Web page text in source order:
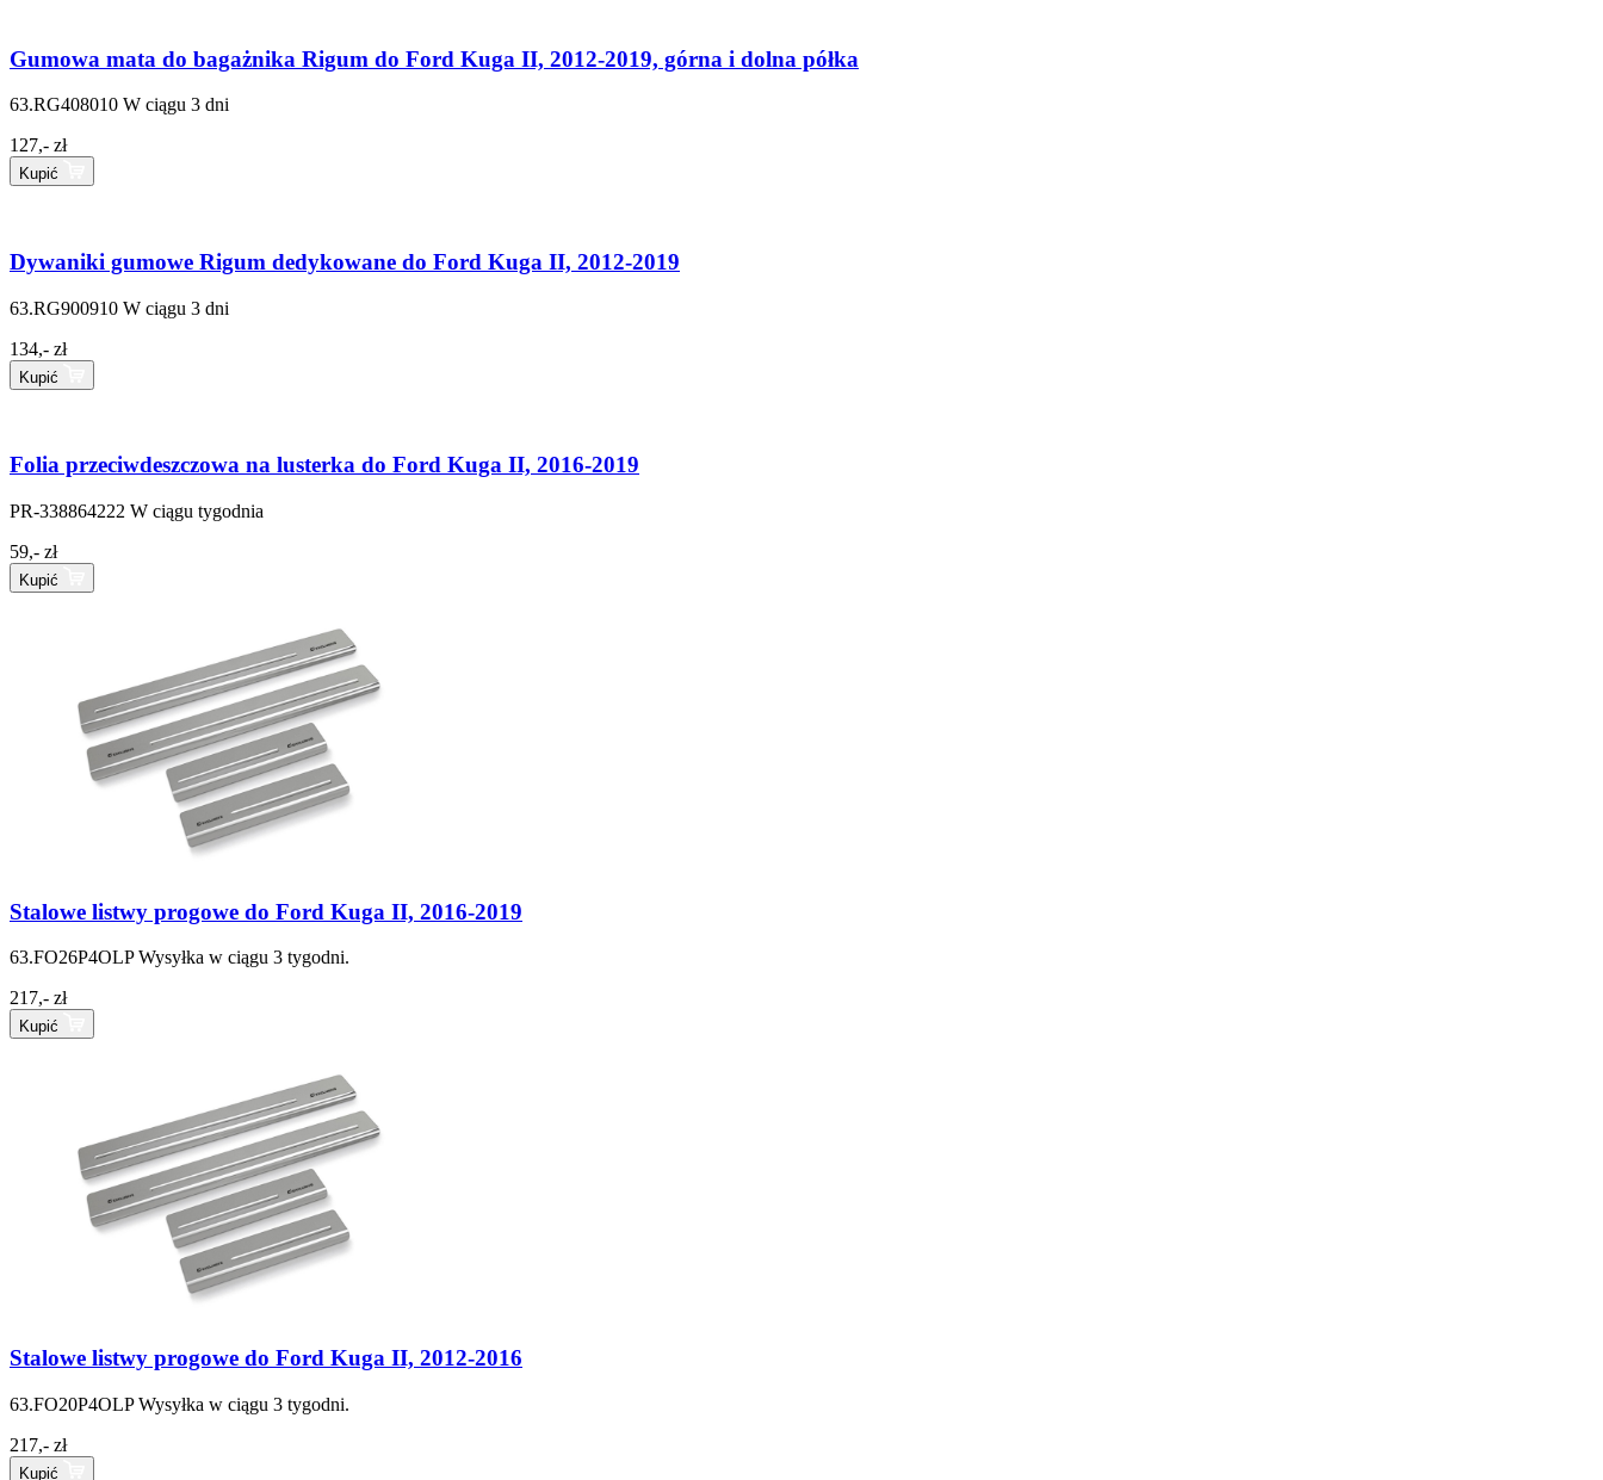
Gumowa mata do bagażnika Rigum do Ford Kuga II, 2012-2019, górna i dolna półka
63.RG408010 W ciągu 3 dni
127,- zł
Kupić
Dywaniki gumowe Rigum dedykowane do Ford Kuga II, 2012-2019
63.RG900910 W ciągu 3 dni
134,- zł
Kupić
Folia przeciwdeszczowa na lusterka do Ford Kuga II, 2016-2019
PR-338864222 W ciągu tygodnia
59,- zł
Kupić
Stalowe listwy progowe do Ford Kuga II, 2016-2019
63.FO26P4OLP Wysyłka w ciągu 3 tygodni.
217,- zł
Kupić
Stalowe listwy progowe do Ford Kuga II, 2012-2016
63.FO20P4OLP Wysyłka w ciągu 3 tygodni.
217,- zł
Kupić